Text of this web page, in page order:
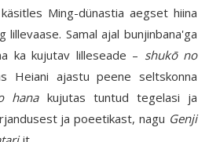
Ming-dünastia aegset hiina
lillevaase. Samal ajal bunjinbana'ga
ka kujutav lilleseade – shukō no
Heiani ajastu peene seltskonna
hanakujutas tuntud tegelasi ja
ja poeetikast, nagu Genji